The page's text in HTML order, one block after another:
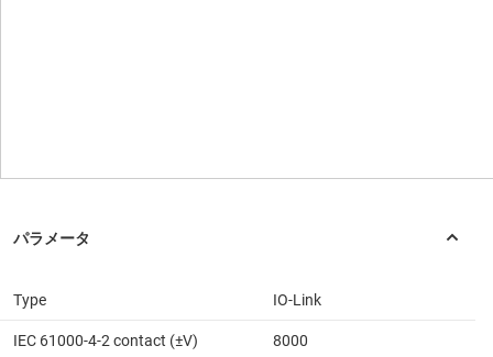
Type IO-Link
IEC 61000-4-2 contact (±V) 8000